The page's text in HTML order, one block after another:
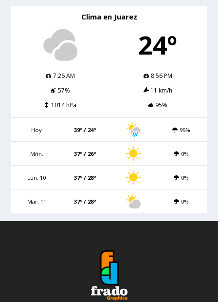
Clima en Juarez
24º
7:26 AM
8:56 PM
57%
11 km/h
1014 hPa
95%
Hoy 39º / 24º 99%
Mñn. 37º / 26º 0%
Lun. 10 37º / 28º 0%
Mar. 11 37º / 28º 0%